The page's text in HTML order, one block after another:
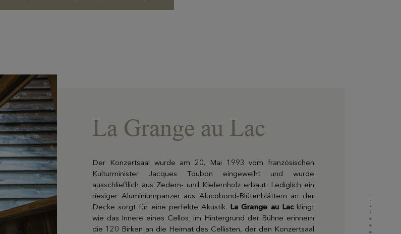
Hier finden Sie alle nützlichen Informationen zur
Anreise zum Resort oder zur Kontaktaufnahme
La Grange au Lac
Der Konzertsaal wurde am 20. Mai 1993 vom französischen
Kulturminister Jacques Toubon eingeweiht und wurde
ausschließlich aus Zedern- und Kiefernholz erbaut: Lediglich ein
riesiger Aluminiumpanzer aus Alucobond-Blütenblättern an der
Decke sorgt für eine perfekte Akustik. La Grange au Lac klingt
wie das Innere eines Cellos; im Hintergrund der Bühne erinnern
die 120 Birken an die Heimat des Cellisten, der den Konzertsaal